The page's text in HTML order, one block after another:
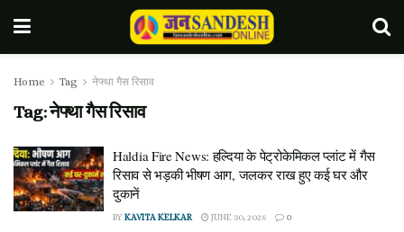
Home Tag नेफ्था गैस रिसाव
Tag:नेफ्था गैस रिसाव
Haldia Fire News: हल्दिया के पेट्रोकेमिकल प्लांट में गैस
रिसाव से भड़की भीषण आग, जलकर राख हुए कई घर और
दुकानें
BYKAVITA KELKAR JUNE 30, 2026 0